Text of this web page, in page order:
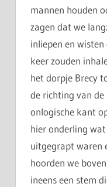
mannen houden
zagen dat we
inliepen en
keer zouden
het dorpje Brecy
de richting van
onlogische kant
hier onderling
uitgegrapt waren
hoorden we
ineens een stem